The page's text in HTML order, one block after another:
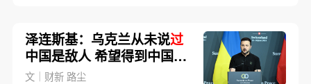
泽连斯基：乌克兰从未说过
中国是敌人 希望得到中国的
帮助和建议
文｜财新 路尘